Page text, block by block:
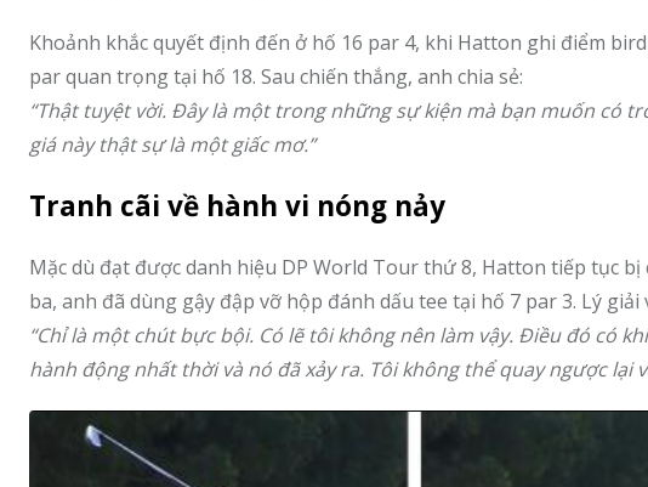
Khoảnh khắc quyết định đến ở hố 16 par 4, khi Hatton ghi điểm
par quan trọng tại hố 18. Sau chiến thắng, anh chia sẻ:
“Thật tuyệt vời. Đây là một trong những sự kiện mà bạn muốn có
giá này thật sự là một giấc mơ.”
Tranh cãi về hành vi nóng nảy
Mặc dù đạt được danh hiệu DP World Tour thứ 8, Hatton tiếp tục
ba, anh đã dùng gậy đập vỡ hộp đánh dấu tee tại hố 7 par 3. Lý
“Chỉ là một chút bực bội. Có lẽ tôi không nên làm vậy. Điều đó có
hành động nhất thời và nó đã xảy ra. Tôi không thể quay ngược lại